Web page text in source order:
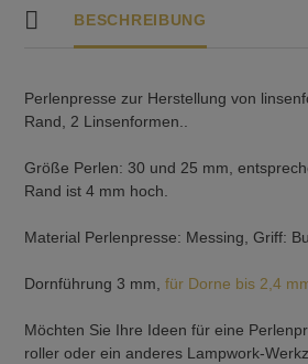
BESCHREIBUNG
Perlenpresse zur Herstellung von
Rand, 2 Linsenformen..
Größe Perlen: 30 und 25 mm,
Rand ist 4 mm hoch.
Material Perlenpresse: Messing, Griff:
Dornführung 3 mm,für Dorne bis 2,4
Möchten Sie Ihre Ideen für eine
roller oder ein anderes Lampwork-